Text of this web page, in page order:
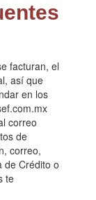
facturan, el
así que
en los
correo
de
correo,
de Crédito o
te